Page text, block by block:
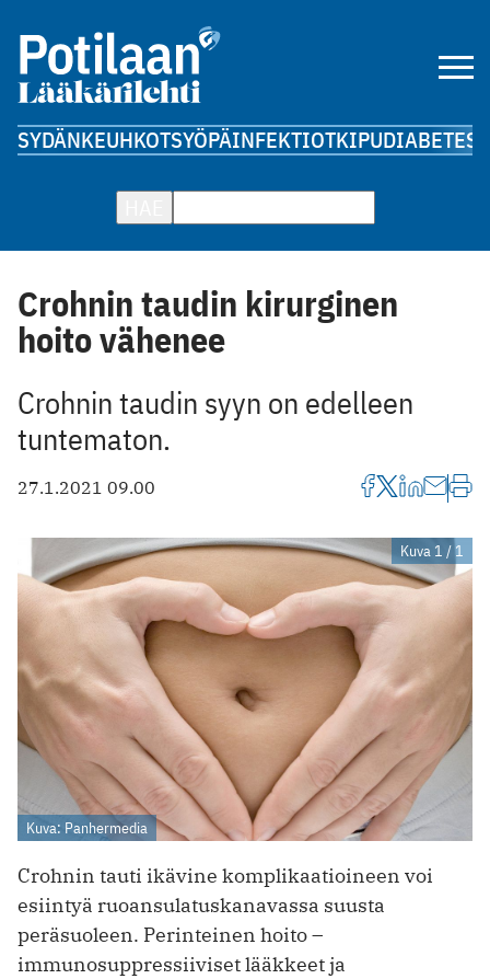
SYDÄNKEUHKOTSYÖPÄINFEKTIOTKIPUDIABETES
Crohnin taudin kirurginen
hoito vähenee
Crohnin taudin syyn on edelleen
tuntematon.
27.1.2021 09.00
Kuva 1 / 1
Kuva: Panhermedia
Crohnin tauti ikävine komplikaatioineen voi
esiintyä ruoansulatuskanavassa suusta
peräsuoleen. Perinteinen hoito –
immunosuppressiiviset lääkkeet ja